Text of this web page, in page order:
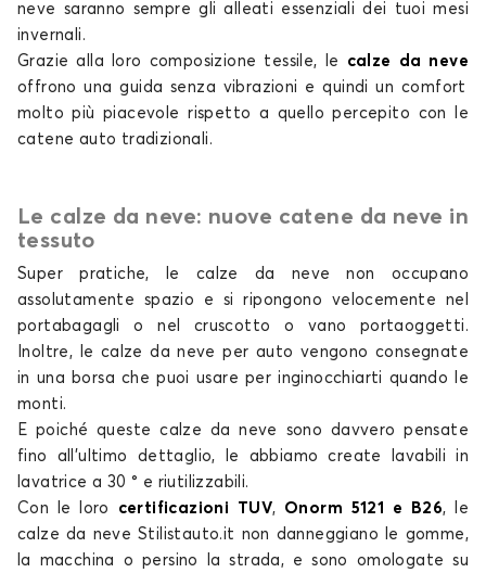
DAIHATSU
DODGE
Calze da neve per
Calze da neve per
Calze da neve per
HONDA
Calze da neve per
HYUNDAI
neve saranno sempre gli alleati essenziali dei tuoi mesi
invernali.
Grazie alla loro composizione tessile, le calze da neve
offrono una guida senza vibrazioni e quindi un comfort
molto più piacevole rispetto a quello percepito con
le
catene auto tradizionali .
Le calze da neve: nuove catene da neve in
tessuto
Super pratiche, le calze da neve non
occupano
assolutamente spazio e si ripongono velocemente nel
portabagagli o nel cruscotto o vano portaoggetti.
Inoltre, le calze da neve per auto vengono consegnate
in una borsa che puoi usare per inginocchiarti quando le
monti.
E poiché questecalze da neve
sono davvero pensate
fino all’ultimo dettaglio, le abbiamo create lavabili in
lavatrice a 30 ° e riutilizzabili.
Con le loro certificazioni TUV, Onorm 5121 e B26, le
calze da neve Stilistauto.it non danneggiano le gomme,
la macchina o persino la strada, e sono omologate su